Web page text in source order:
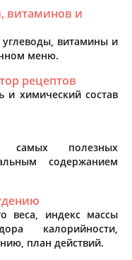
витаминов и
витамины и
меню.
рецептов
и химический состав
самых полезных
содержанием
веса, индекс массы
калорийности,
план действий.